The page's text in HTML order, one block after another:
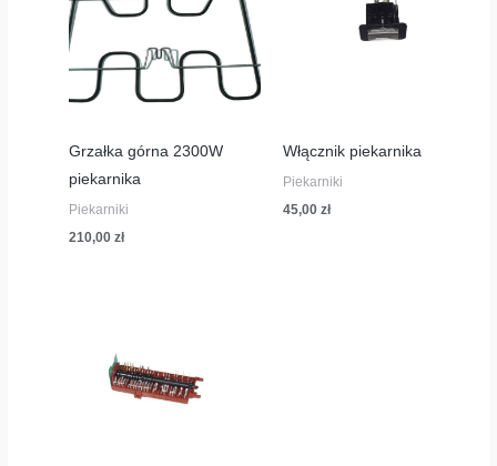
Grzałka górna 2300W
piekarnika
Piekarniki
210,00zł
Włącznik piekarnika
Piekarniki
45,00 zł